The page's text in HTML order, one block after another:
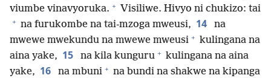
viumbe vinavyoruka. + Visiliwe. Hivyo ni chukizo: tai
+ na furukombe na tai-mzoga mweusi, 14
na
mwewe mwekundu na mwewe mweusi + kulingana na
aina yake, 15 na kila kunguru + kulingana na aina
yake, 16 na mbuni + na bundi na shakwe na kipanga